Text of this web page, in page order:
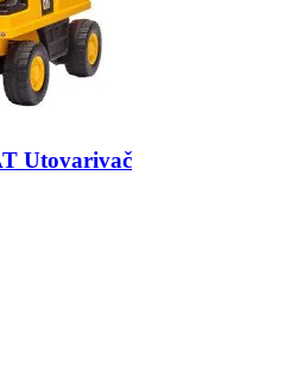
Utovarivač